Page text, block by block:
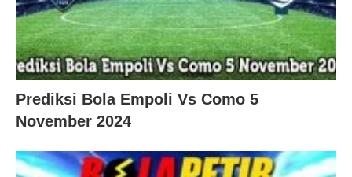
Prediksi Bola Empoli Vs Como 5
November 2024